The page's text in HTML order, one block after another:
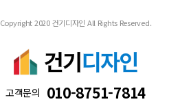
Copyright 2020 건기디자인 All Rights Reserved.
고객문의 010-8751-7814